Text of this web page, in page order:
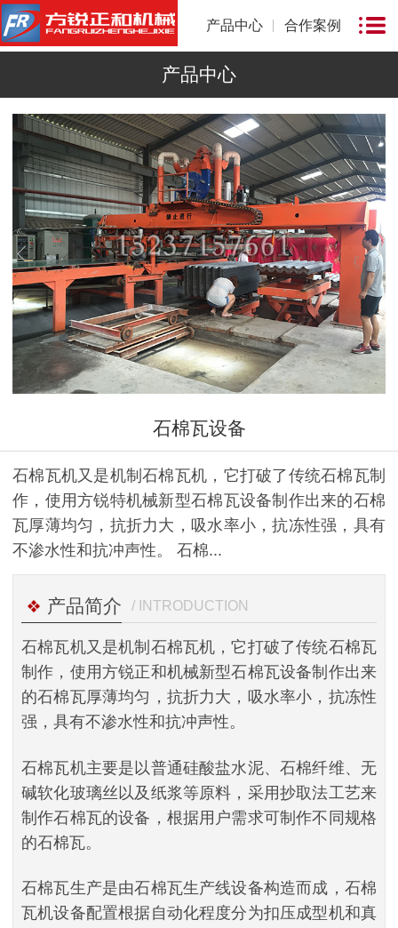
产品中心 合作案例
产品中心
石棉瓦设备
石棉瓦机又是机制石棉瓦机，它打破了传统石棉瓦制
作，使用方锐特机械新型石棉瓦设备制作出来的石棉
瓦厚薄均匀，抗折力大，吸水率小，抗冻性强，具有
不渗水性和抗冲声性。 石棉...
产品简介 / INTRODUCTION
石棉瓦机又是机制石棉瓦机，它打破了传统石棉瓦
制作，使用方锐正和机械新型石棉瓦设备制作出来
的石棉瓦厚薄均匀，抗折力大，吸水率小，抗冻性
强，具有不渗水性和抗冲声性。
石棉瓦机主要是以普通硅酸盐水泥、石棉纤维、无
碱软化玻璃丝以及纸浆等原料，采用抄取法工艺来
制作石棉瓦的设备，根据用户需求可制作不同规格
的石棉瓦。
石棉瓦生产是由石棉瓦生产线设备构造而成，石棉
瓦机设备配置根据自动化程度分为扣压成型机和真